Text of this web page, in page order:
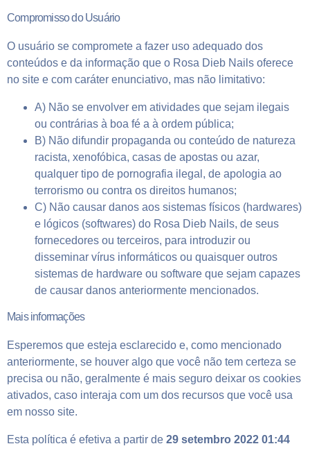
Compromisso do Usuário
O usuário se compromete a fazer uso adequado dos
conteúdos e da informação que o Rosa Dieb Nails oferece
no site e com caráter enunciativo, mas não limitativo:
A) Não se envolver em atividades que sejam ilegais
ou contrárias à boa fé a à ordem pública;
B) Não difundir propaganda ou conteúdo de natureza
racista, xenofóbica, casas de apostas ou azar,
qualquer tipo de pornografia ilegal, de apologia ao
terrorismo ou contra os direitos humanos;
C) Não causar danos aos sistemas físicos (hardwares)
e lógicos (softwares) do Rosa Dieb Nails, de seus
fornecedores ou terceiros, para introduzir ou
disseminar vírus informáticos ou quaisquer outros
sistemas de hardware ou software que sejam capazes
de causar danos anteriormente mencionados.
Mais informações
Esperemos que esteja esclarecido e, como mencionado
anteriormente, se houver algo que você não tem certeza se
precisa ou não, geralmente é mais seguro deixar os cookies
ativados, caso interaja com um dos recursos que você usa
em nosso site.
Esta política é efetiva a partir de 29 setembro 2022 01:44